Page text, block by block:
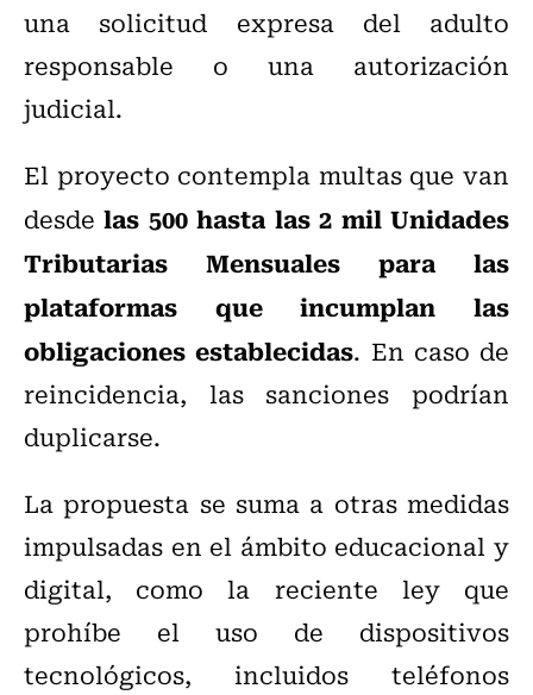
una solicitud expresa del adulto
responsable o una autorización
judicial.
El proyecto contempla multas que van
desdelas 500 hasta las 2 mil Unidades
Tributarias Mensuales para las
plataformas que incumplan las
obligaciones establecidas. En caso de
reincidencia, las sanciones podrían
duplicarse.
La propuesta se suma a otras medidas
impulsadas en el ámbito educacional y
digital, como la reciente ley que
prohíbe el uso de dispositivos
tecnológicos, incluidos teléfonos